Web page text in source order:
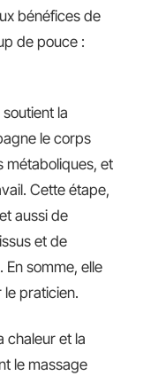
bénéfices de
de pouce :
soutient la
le corps
métaboliques, et
Cette étape,
aussi de
et de
En somme, elle
le praticien.
chaleur et la
le massage